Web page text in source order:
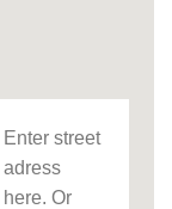
Enter street
adress
here. Or